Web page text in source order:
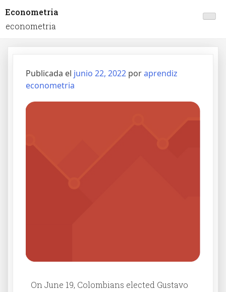
Econometria
econometria
Publicada el junio 22, 2022 poraprendiz
econometria
On June 19, Colombians elected Gustavo